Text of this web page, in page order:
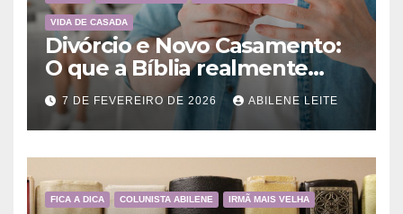
VIDA DE CASADA
Divórcio e Novo Casamento:
O que a Bíblia realmente
ensina
7 DE FEVEREIRO DE 2026 ABILENE LEITE
FICA A DICA COLUNISTA ABILENE IRMÃ MAIS VELHA